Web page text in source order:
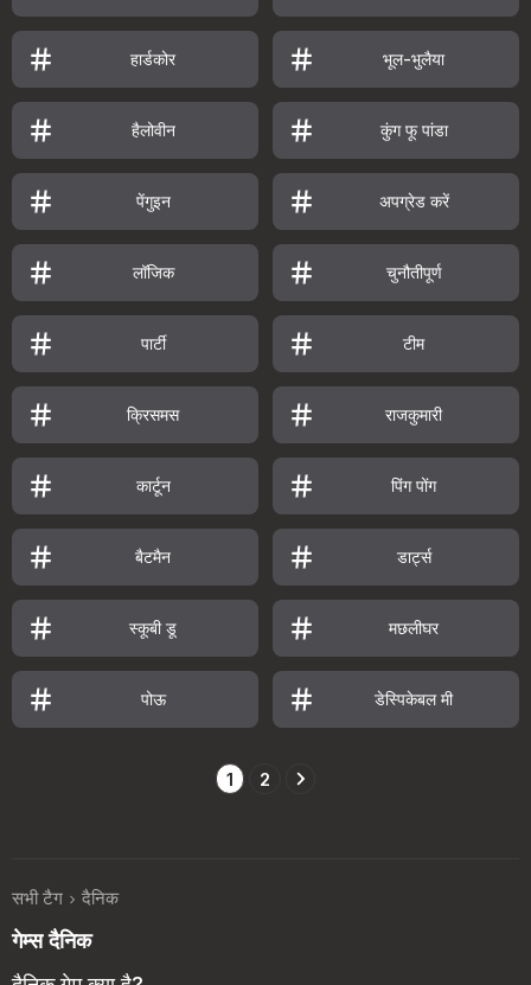
हार्डकोर भूल-भुलैया
हैलोवीन कुंग फू पांडा
पेंगुइन अपग्रेड करें
लॉजिक चुनौतीपूर्ण
पार्टी टीम
क्रिसमस राजकुमारी
कार्टून पिंग पोंग
बैटमैन डार्ट्स
स्कूबी डू मछलीघर
पोऊ डेस्पिकेबल मी
1 2
सभी टैग दैनिक
गेम्स दैनिक